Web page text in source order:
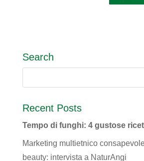
Search
Recent Posts
Tempo di funghi: 4 gustose
Marketing multietnico
beauty: intervista a NaturAngi